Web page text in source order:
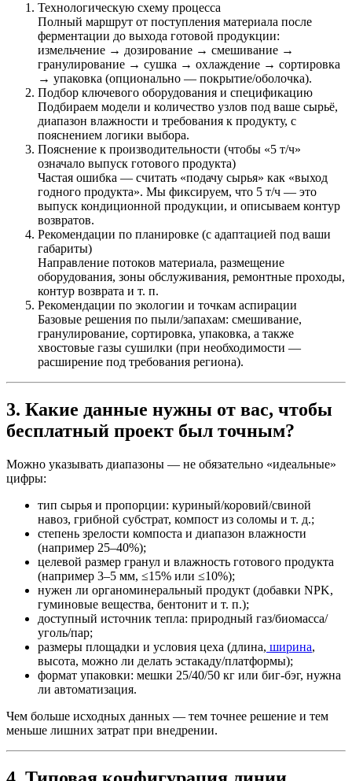
Технологическую схему процесса
Полный маршрут от поступления материала после
ферментации до выхода готовой продукции:
измельчение → дозирование → смешивание →
гранулирование → сушка → охлаждение → сортировка
→ упаковка (опционально — покрытие/оболочка).
Подбор ключевого оборудования и спецификацию
Подбираем модели и количество узлов под ваше сырьё,
диапазон влажности и требования к продукту, с
пояснением логики выбора.
Пояснение к производительности (чтобы «5 т/ч»
означало выпуск готового продукта)
Частая ошибка — считать «подачу сырья» как «выход
годного продукта». Мы фиксируем, что 5 т/ч — это
выпуск кондиционной продукции, и описываем контур
возвратов.
Рекомендации по планировке (с адаптацией под ваши
габариты)
Направление потоков материала, размещение
оборудования, зоны обслуживания, ремонтные проходы,
контур возврата и т. п.
Рекомендации по экологии и точкам аспирации
Базовые решения по пыли/запахам: смешивание,
гранулирование, сортировка, упаковка, а также
хвостовые газы сушилки (при необходимости —
расширение под требования региона).
3. Какие данные нужны от вас, чтобы
бесплатный проект был точным?
Можно указывать диапазоны — не обязательно «идеальные»
цифры:
тип сырья и пропорции: куриный/коровий/свиной
навоз, грибной субстрат, компост из соломы и т. д.;
степень зрелости компоста и диапазон влажности
(например 25–40%);
целевой размер гранул и влажность готового продукта
(например 3–5 мм, ≤15% или ≤10%);
нужен ли органоминеральный продукт (добавки NPK,
гуминовые вещества, бентонит и т. п.);
доступный источник тепла: природный газ/биомасса/
уголь/пар;
размеры площадки и условия цеха (длина, ширина,
высота, можно ли делать эстакаду/платформы);
формат упаковки: мешки 25/40/50 кг или биг-бэг, нужна
ли автоматизация.
Чем больше исходных данных — тем точнее решение и тем
меньше лишних затрат при внедрении.